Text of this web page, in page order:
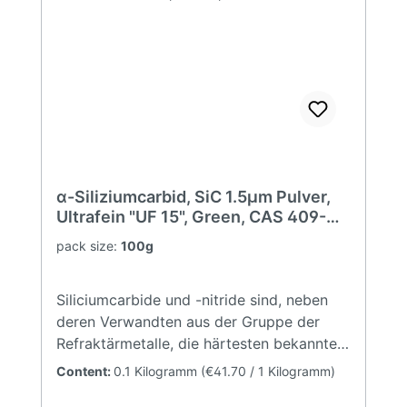
Feststoff Sicherheitshinweise P210: Von
Zündquellenarten fernhalten. Nicht
rauchen. P402+P404: In einem
geschlossenen Behälter an einem
trockenen Ort aufbewahren.
α-Siliziumcarbid, SiC 1.5µm Pulver,
Ultrafein "UF 15", Green, CAS 409-
21-2
pack size: 100g
Siliciumcarbide und -nitride sind, neben
deren Verwandten aus der Gruppe der
Refraktärmetalle, die härtesten bekannten
Stoffe (nach Kohlenstoff in der
Content: 0.1 Kilogramm (€41.70 / 1 Kilogramm)